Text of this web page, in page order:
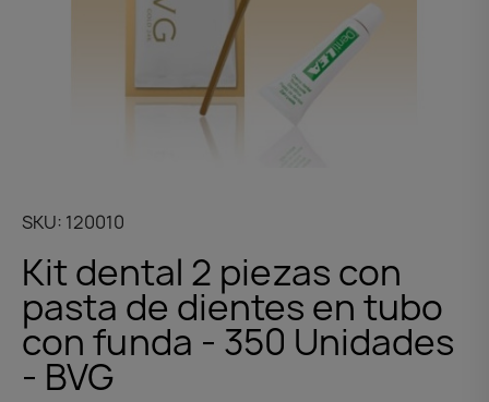
SKU 120010
Kit dental 2 piezas con
pasta de dientes en tubo
con funda - 350 Unidades
- BVG